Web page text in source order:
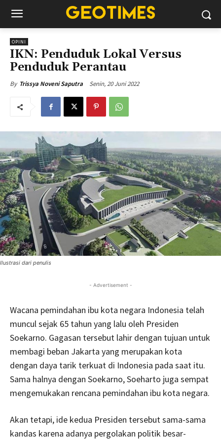
OPINI
IKN: Penduduk Lokal Versus
Penduduk Perantau
By Trissya Noveni Saputra Senin, 20 Juni 2022
Ilustrasi dari penulis
- Advertisement -
Wacana pemindahan ibu kota negara Indonesia telah
muncul sejak 65 tahun yang lalu oleh Presiden
Soekarno. Gagasan tersebut lahir dengan tujuan untuk
membagi beban Jakarta yang merupakan kota
dengan daya tarik terkuat di Indonesia pada saat itu.
Sama halnya dengan Soekarno, Soeharto juga sempat
mengemukakan rencana pemindahan ibu kota negara.
Akan tetapi, ide kedua Presiden tersebut sama-sama
kandas karena adanya pergolakan politik besar-